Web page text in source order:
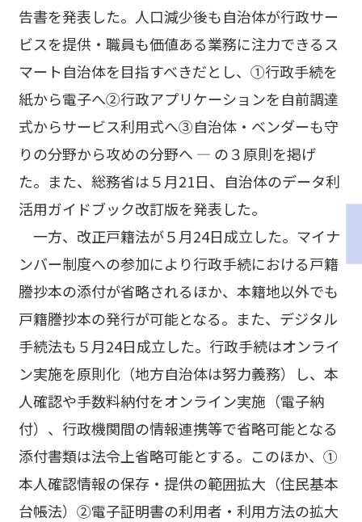
告書を発表した。人口減少後も自治体が行政サー
ビスを提供・職員も価値ある業務に注力できるス
マート自治体を目指すべきだとし、①行政手続を
紙から電子へ②行政アプリケーションを自前調達
式からサービス利用式へ③自治体・ベンダーも守
りの分野から攻めの分野へ ― の３原則を掲げ
た。また、総務省は５月21日、自治体のデータ利
活用ガイドブック改訂版を発表した。
一方、改正戸籍法が５月24日成立した。マイナ
ンバー制度への参加により行政手続における戸籍
謄抄本の添付が省略されるほか、本籍地以外でも
戸籍謄抄本の発行が可能となる。また、デジタル
手続法も５月24日成立した。行政手続はオンライ
ン実施を原則化（地方自治体は努力義務）し、本
人確認や手数料納付をオンライン実施（電子納
付）、行政機関間の情報連携等で省略可能となる
添付書類は法令上省略可能とする。このほか、①
本人確認情報の保存・提供の範囲拡大（住民基本
台帳法）②電子証明書の利用者・利用方法の拡大